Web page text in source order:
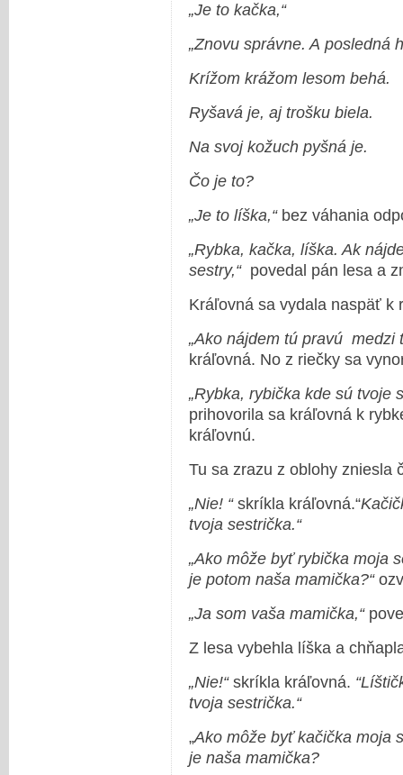
„Je to kačka,“
„Znovu správne. A posledná
Krížom krážom lesom behá.
Ryšavá je, aj trošku biela.
Na svoj kožuch pyšná je.
Čo je to?
„Je to líška,“bez váhania
„Rybka, kačka, líška. Ak
sestry,“povedal pán lesa a
Kráľovná sa vydala naspäť k
„Ako nájdem tú pravú medzi
kráľovná. No z riečky sa
„Rybka, rybička kde sú tvoje
prihovorila sa kráľovná k
kráľovnú.
Tu sa zrazu z oblohy zniesla
„Nie! “skríkla kráľovná.“
tvoja sestrička.“
„Ako môže byť rybička moja
je potom naša mamička?“
„Ja som vaša mamička,“
Z lesa vybehla líška a
„Nie!“skríkla kráľovná.
tvoja sestrička.“
„Ako môže byť kačička moja
je naša mamička?